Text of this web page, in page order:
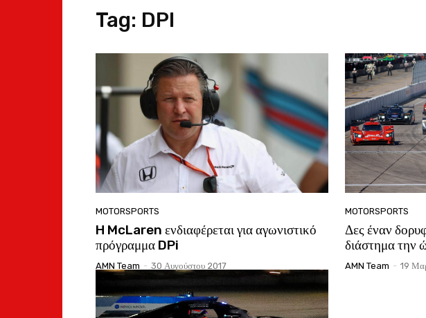
Tag: DPI
MOTORSPORTS
H McLaren ενδιαφέρεται για αγωνιστικό
πρόγραμμα DPi
AMN Team - 30 Αυγούστου 2017
MOTORSPORTS
Δες έναν
διάστημα
AMN Team - 19